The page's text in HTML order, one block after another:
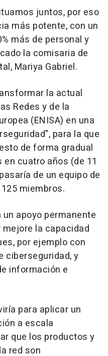
juntos, por eso
más potente, con un
más de personal y
la comisaria de
Mariya Gabriel.
la actual
Redes y de la
(ENISA) en una
para la que
de forma gradual
cuatro años (de 11
de un equipo de
miembros.
apoyo permanente
la capacidad
por ejemplo con
ciberseguridad, y
información e
para aplicar un
a escala
que los productos y
red son